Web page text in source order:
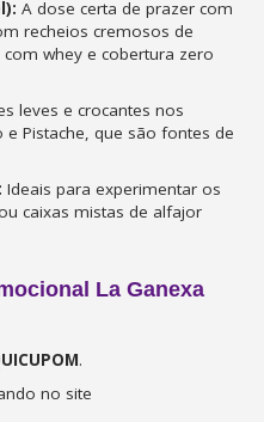
A dose certa de prazer com
recheios cremosos de
whey e cobertura zero
leves e crocantes nos
Pistache, que são fontes de
Ideais para experimentar os
caixas mistas de alfajor
La Ganexa
.
no site